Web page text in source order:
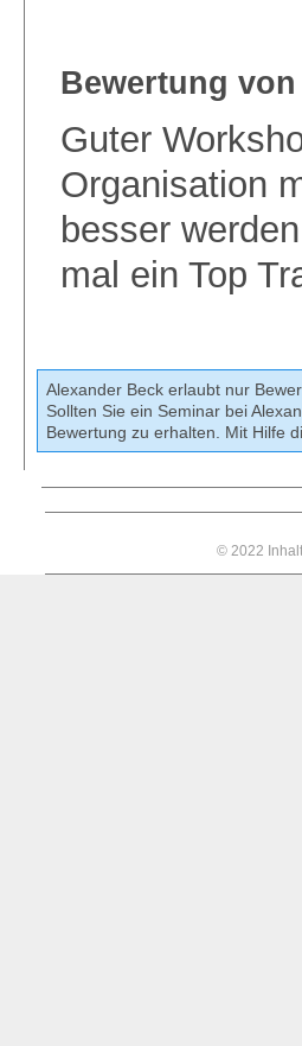
Bewertung von
Guter
Organisation
besser
mal ein Top
Alexander Beck erlaubt nur
Sollten Sie ein Seminar bei
Bewertung zu erhalten. Mit Hilfe
© 2022